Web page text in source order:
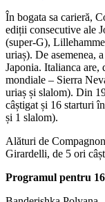
În bogata sa carieră,
ediții consecutive ale
(super-G),
uriaș). De asemenea,
Japonia. Italianca are,
mondiale – Sierra
uriaș și slalom). Din
câștigat și 16 starturi
și 1 slalom).
Alături de
Girardelli, de 5 ori
Programul pentru